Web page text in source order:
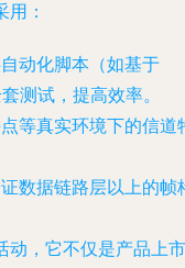
：
动化脚本（如基于
测试，提高效率。
等真实环境下的信道
数据链路层以上的帧
动，它不仅是产品上市